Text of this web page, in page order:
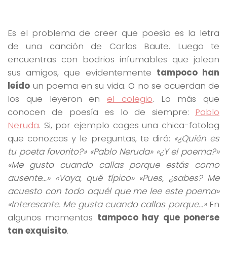
Es el problema de creer que poesía es la letra
de una canción de Carlos Baute. Luego te
encuentras con bodrios infumables que jalean
sus amigos, que evidentemente tampoco han
leído un poema en su vida. O no se acuerdan de
los que leyeron en el colegio. Lo más que
conocen de poesía es lo de siempre: Pablo
Neruda. Si, por ejemplo coges una chica-fotolog
que conozcas y le preguntas, te dirá: «¿Quién es
tu poeta favorito?» «Pablo Neruda» «¿Y el poema?»
«Me gusta cuando callas porque estás como
ausente…» «Vaya, qué típico» «Pues, ¿sabes? Me
acuesto con todo aquél que me lee este poema»
«Interesante. Me gusta cuando callas porque…»En
algunos momentos tampoco hay que ponerse
tan exquisito.